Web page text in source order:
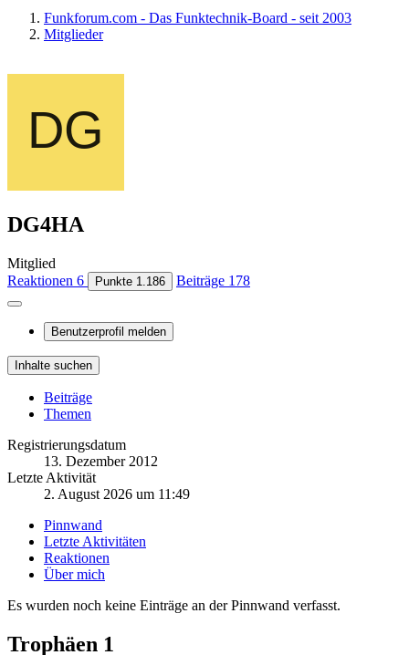
Funkforum.com - Das Funktechnik-Board - seit 2003
Mitglieder
DG4HA
Mitglied
Reaktionen 6 Punkte 1.186 Beiträge 178
Benutzerprofil melden
Inhalte suchen
Beiträge
Themen
Registrierungsdatum
13. Dezember 2012
Letzte Aktivität
2. August 2026 um 11:49
Pinnwand
Letzte Aktivitäten
Reaktionen
Über mich
Es wurden noch keine Einträge an der Pinnwand verfasst.
Trophäen 1